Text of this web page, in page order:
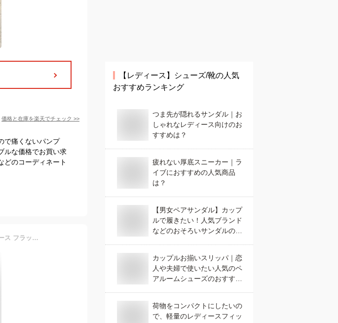
価格と在庫を楽天でチェック >>
で痛くないパンプ
ルな価格でお買い求
どのコーディネート
【チケットで1点無料】日本製 バレエシューズ パンプス レディース フラットシューズ ラウンドトゥ 歩きやすい 柔らかい 痛くない／ 着後レビューでクーポン☆ カジュアル ナチュラル Vカット 靴 ぺたんこ e+ z+ エコロコ／ 大きいサイズ 春 夏 秋 冬 25SS0228R, c14,
【レディース】 シューズ/靴の人気
おすすめランキング
つま先が隠れるサンダル｜お
しゃれなレディース向けのお
すすめは？
疲れない厚底スニーカー｜ラ
イブにおすすめの人気商品
は？
【男女ペアサンダル】カップ
ルで履きたい！人気ブランド
などのおそろいサンダルのお
カップルお揃いスリッパ｜恋
人や夫婦で使いたい人気のペ
アルームシューズのおすすめ
荷物をコンパクトにしたいの
で、軽量のレディースフィッ